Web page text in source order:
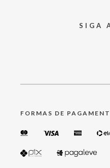
SIGA
FORMAS DE